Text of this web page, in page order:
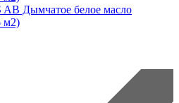
Дымчатое белое масло
м2)